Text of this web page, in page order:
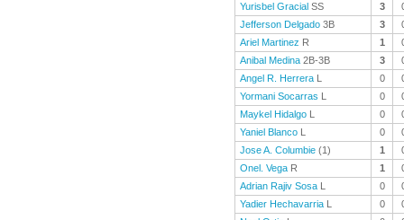
Yurisbel Gracial SS 3
Jefferson Delgado 3B 3
Ariel Martinez R 1
Anibal Medina 2B-3B 3
Angel R. Herrera L 0
Yormani Socarras L 0
Maykel Hidalgo L 0
Yaniel Blanco L 0
Jose A. Columbie (1) 1
Onel. Vega R 1
Adrian Rajiv Sosa L 0
Yadier Hechavarria L 0